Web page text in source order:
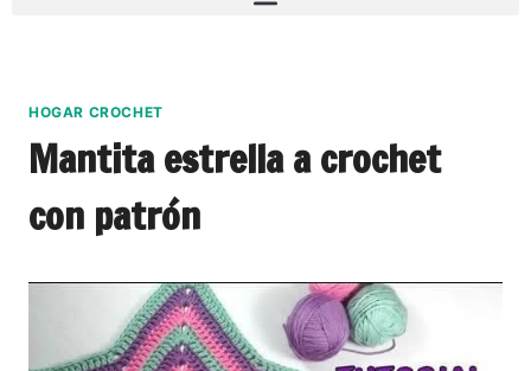
HOGAR CROCHET
Mantita estrella a crochet
con patrón